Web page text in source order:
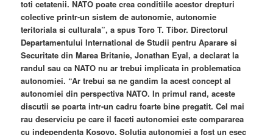
toti cetatenii. NATO poate crea conditiile acestor drepturi
colective printr-un sistem de autonomie, autonomie
teritoriala si culturala”, a spus Toro T. Tibor. Directorul
Departamentului International de Studii pentru Aparare si
Securitate din Marea Britanie, Jonathan Eyal, a declarat la
randul sau ca NATO nu ar trebui implicata in problematica
autonomiei. “Ar trebui sa ne gandim la acest concept al
autonomiei din perspectiva NATO. In primul rand, aceste
discutii se poarta intr-un cadru foarte bine pregatit. Cel mai
rau deserviciu pe care il faceti autonomiei este compararea
cu independenta Kosovo. Solutia autonomiei a fost un esec